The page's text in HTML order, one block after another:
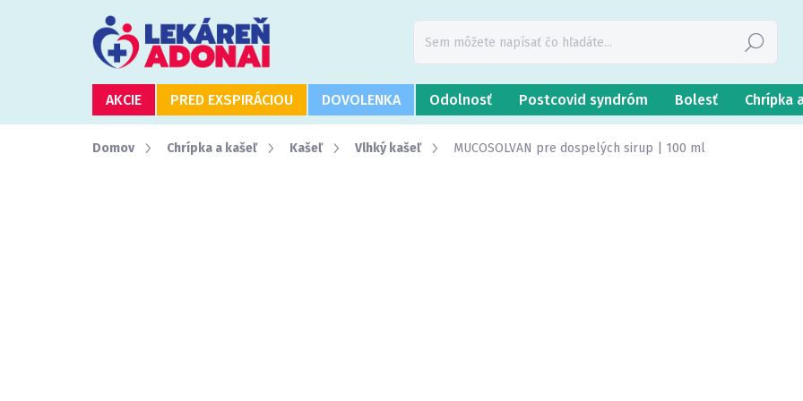
Hľadať
AKCIE PRED EXSPIRÁCIOU DOVOLENKA Odolnosť Postcovid syndróm Bolesť Chrípka
Domov Chrípka a kašeľ Kašeľ Vlhký kašeľ MUCOSOLVAN pre dospelých sirup | 100 ml